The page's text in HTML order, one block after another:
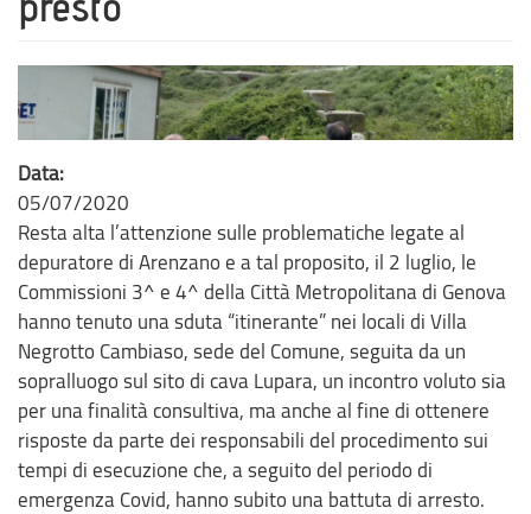
Data:
05/07/2020
Resta alta l’attenzione sulle problematiche legate al
depuratore di Arenzano e a tal proposito, il 2 luglio, le
Commissioni 3^ e 4^ della Città Metropolitana di Genova
hanno tenuto una sduta “itinerante” nei locali di Villa
Negrotto Cambiaso, sede del Comune, seguita da un
sopralluogo sul sito di cava Lupara, un incontro voluto sia
per una finalità consultiva, ma anche al fine di ottenere
risposte da parte dei responsabili del procedimento sui
tempi di esecuzione che, a seguito del periodo di
emergenza Covid, hanno subito una battuta di arresto.